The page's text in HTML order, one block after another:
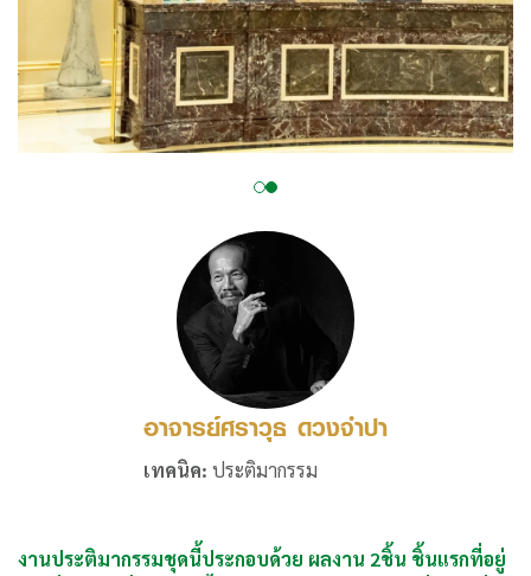
อาจารย์ศราวุธ ดวงจำปา
เทคนิค: ประติมากรรม
งานประติมากรรมชุดนี้ประกอบด้วย ผลงาน 2ชิ้น ชิ้นแรกที่อยู่